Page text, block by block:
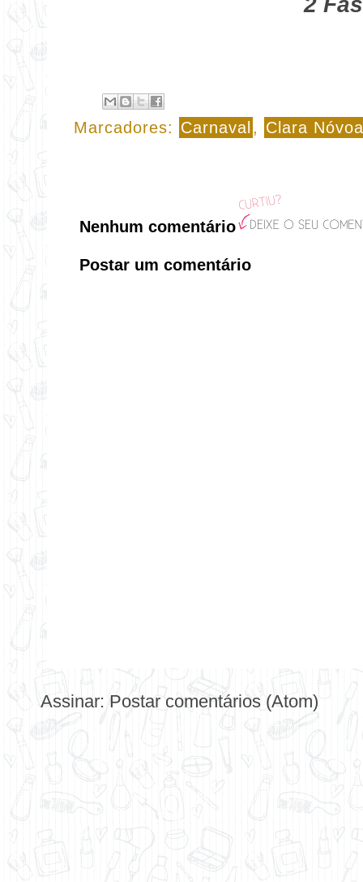
Marcadores: Carnaval , Clara Nóvoa
Nenhum comentário
Postar um comentário
Assinar: Postar comentários (Atom)